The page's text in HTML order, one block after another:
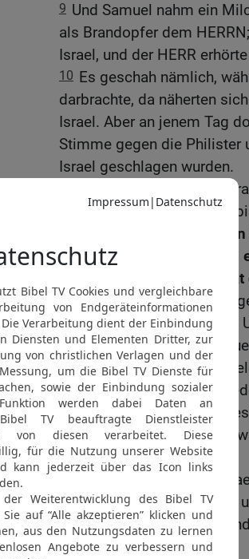
9 Und Samuel nahm ein
als Brandopfer dem
Israel, und der HERR
10 Es geschah nämlich,
darbrachte, da näherten
Israel. Aber an jenem Tag
Stimme gegen die Philister
Israel geschlagen wurden.
Da zogen die Männer
Philister und schlugen sie
Und Samuel nahm
Mizpa und Schen auf, und
und sprach: Bis hierher
13 So wurden die Philister
mehr in das Gebiet Israels.
die Philister, solange
14 So kamen die Städte,
weggenommen hatten,
Gat; auch ihr
Hand der Philister. Und es
Amoritern.
Und Samuel richtete
16 und er zog Jahr für Jahr
Bethel, Gilgal und Mizpa
Orten.